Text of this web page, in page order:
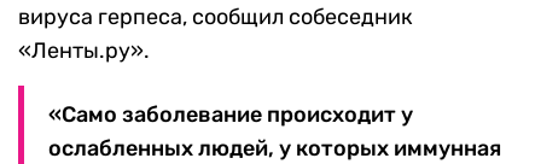
вируса герпеса, сообщил собеседник
«Ленты.ру».
«Само заболевание происходит у
ослабленных людей, у которых иммунная